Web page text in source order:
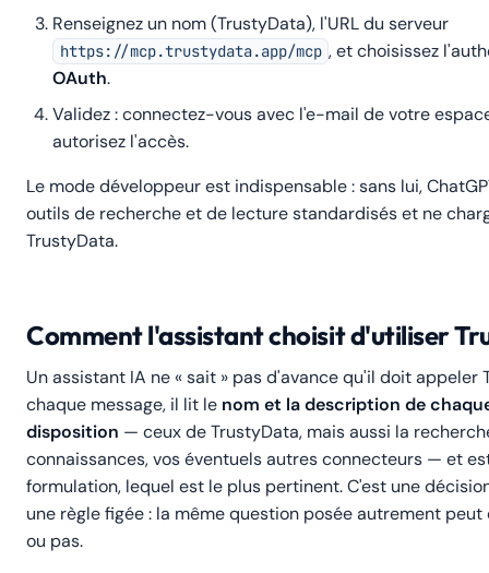
Renseignez un nom (TrustyData), l'URL du serveur
https://mcp.trustydata.app/mcp , et choisissez
OAuth.
Validez : connectez-vous avec l'e-mail de votre
autorisez l'accès.
Le mode développeur est indispensable : sans lui,
outils de recherche et de lecture standardisés et ne
TrustyData.
Comment l'assistant choisit d'utiliser
Un assistant IA ne « sait » pas d'avance qu'il doit appeler
chaque message, il lit le nom et la description de
disposition — ceux de TrustyData, mais aussi la
connaissances, vos éventuels autres connecteurs — et
formulation, lequel est le plus pertinent. C'est une
une règle figée : la même question posée autrement
ou pas.